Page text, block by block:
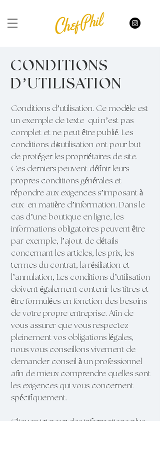
CONDITIONS
D’UTILISATION
Conditions d’utilisation. Ce modèle est
un exemple de texte qui n’est pas
complet et ne peut être publié. Les
conditions d'utilisation ont pour but
de protéger les propriétaires de site.
Ces derniers peuvent définir leurs
propres conditions générales et
répondre aux exigences s’imposant à
eux en matière d’information. Dans le
cas d’une boutique en ligne, les
informations obligatoires peuvent être
par exemple, l’ajout de détails
concernant les articles, les prix, les
termes du contrat, la résiliation et
l’annulation, Les conditions d’utilisation
doivent également contenir les titres et
être formulées en fonction des besoins
de votre propre entreprise. Afin de
vous assurer que vous respectez
pleinement vos obligations légales,
nous vous conseillons vivement de
demander conseil à un professionnel
afin de mieux comprendre quelles sont
les exigences qui vous concernent
spécifiquement.
Cliquez ici pour des informations plus